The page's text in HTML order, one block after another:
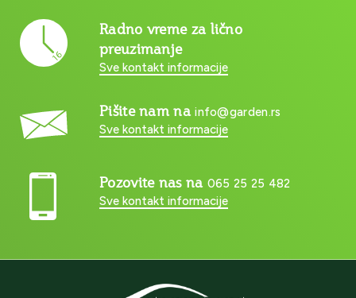
Radno vreme za lično
preuzimanje
Sve kontakt informacije
Pišite nam nainfo@garden.rs
Sve kontakt informacije
Pozovite nas na 065 25 25 482
Sve kontakt informacije